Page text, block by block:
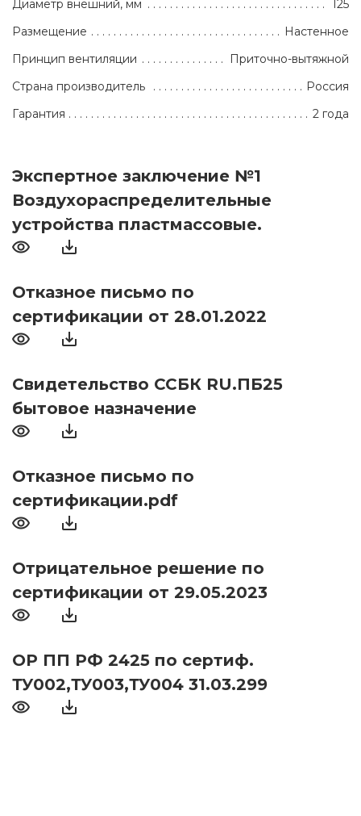
Диаметр внешний, мм
125
Размещение
Настенное
Принцип вентиляции
Приточно-вытяжной
Страна производитель
Россия
Гарантия
2 года
Экспертное заключение №1
Воздухораспределительные
устройства пластмассовые.
Отказное письмо по
сертификации от 28.01.2022
Свидетельство ССБК RU.ПБ25
бытовое назначение
Отказное письмо по
сертификации.pdf
Отрицательное решение по
сертификации от 29.05.2023
ОР ПП РФ 2425 по сертиф.
ТУ002,ТУ003,ТУ004 31.03.299